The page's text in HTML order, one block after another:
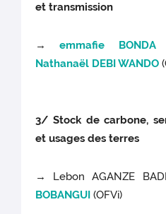
et transmission
→ emmafie BONDA
Nathanaël DEBI WANDO
3/ Stock de carbone,
et usages des terres
→ Lebon AGANZE
BOBANGUI (OFVi)